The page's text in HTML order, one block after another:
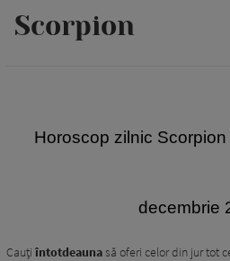
Scorpion
Horoscop zilnic
decembrie
Cauți întotdeaunasă oferi celor din jur tot